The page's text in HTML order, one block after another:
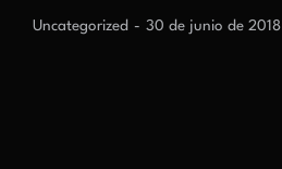
Uncategorized 30 de junio de 2018